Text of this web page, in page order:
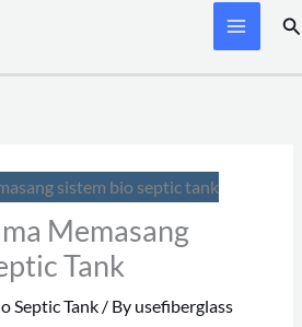
Memasang
Tank
Septic Tank/ By usefiberglass